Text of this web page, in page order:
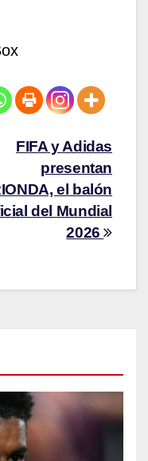
FIFA y Adidas
presentan
el balón
del Mundial
2026